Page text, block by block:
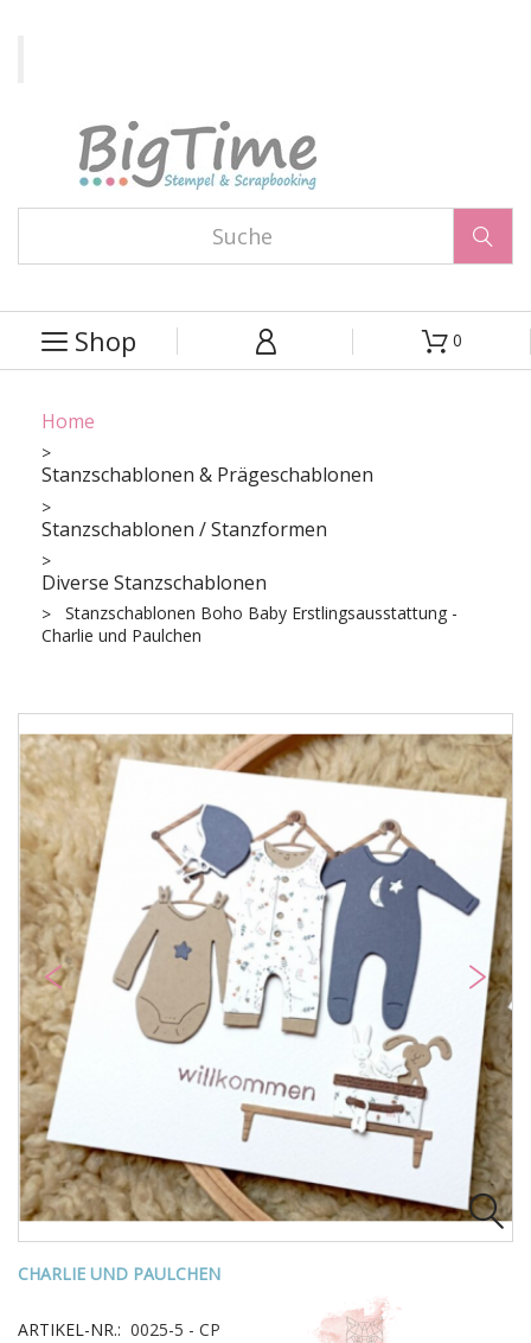

 Shop   0
Home
Stanzschablonen & Prägeschablonen
Stanzschablonen / Stanzformen
Diverse Stanzschablonen
Stanzschablonen Boho Baby Erstlingsausstattung -
Charlie und Paulchen

CHARLIE UND PAULCHEN
ARTIKEL-NR.: 0025-5 - CP